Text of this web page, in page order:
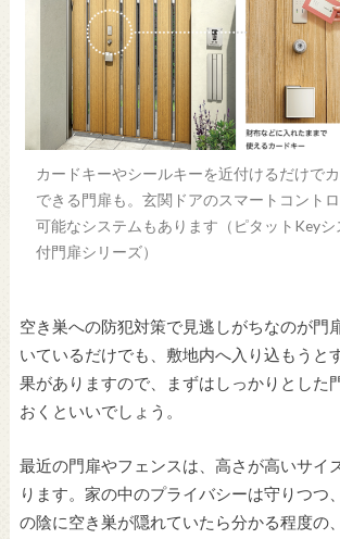
カードキーやシールキーを近付けるだけで
できる門扉も。玄関ドアのスマートコント
可能なシステムもあります（ピタットKey
付門扉シリーズ）
空き巣への防犯対策で見逃しがちなのが門
いているだけでも、敷地内へ入り込もうと
果がありますので、まずはしっかりとした
おくといいでしょう。
最近の門扉やフェンスは、高さが高いサイ
ります。家の中のプライバシーは守りつつ
の陰に空き巣が隠れていたら分かる程度の